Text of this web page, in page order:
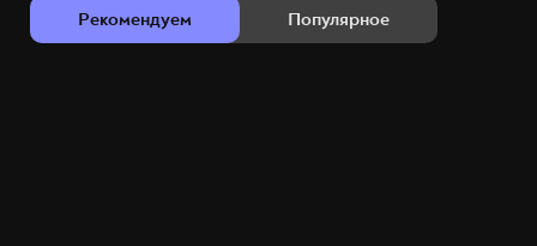
Рекомендуем Популярное